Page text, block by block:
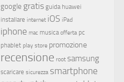
google gratis guida huawei
installare internet iOS iPad
iphone mac musica offerta pc
phablet play store promozione
recensione root samsung
scaricare sicurezza smartphone